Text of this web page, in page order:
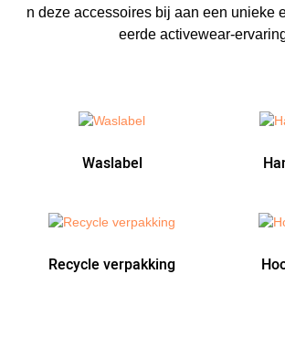
n deze accessoires bij aan een unieke
eerde activewear-
Waslabel
Recycle verpakking